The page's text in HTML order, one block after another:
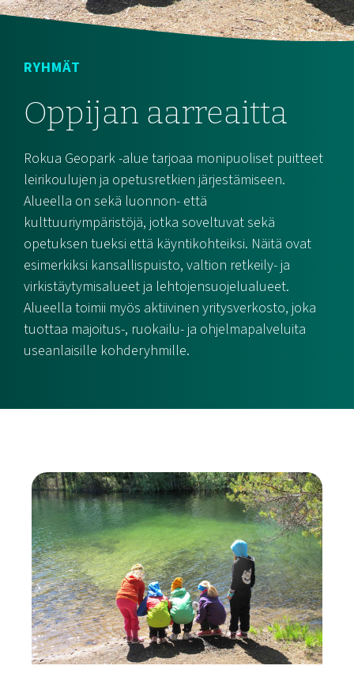
RYHMÄT
Oppijan aarreaitta
Rokua Geopark -alue tarjoaa monipuoliset puitteet
leirikoulujen ja opetusretkien järjestämiseen.
Alueella on sekä luonnon- että
kulttuuriympäristöjä, jotka soveltuvat sekä
opetuksen tueksi että käyntikohteiksi. Näitä ovat
esimerkiksi kansallispuisto, valtion retkeily- ja
virkistäytymisalueet ja lehtojensuojelualueet.
Alueella toimii myös aktiivinen yritysverkosto, joka
tuottaa majoitus-, ruokailu- ja ohjelmapalveluita
useanlaisille kohderyhmille.